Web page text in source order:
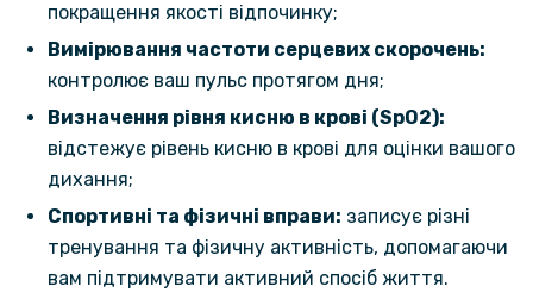
покращення якості відпочинку;
Вимірювання частоти серцевих скорочень:
контролює ваш пульс протягом дня;
Визначення рівня кисню в крові (SpO2):
відстежує рівень кисню в крові для оцінки вашого
дихання;
Спортивні та фізичні вправи: записує різні
тренування та фізичну активність, допомагаючи
вам підтримувати активний спосіб життя.